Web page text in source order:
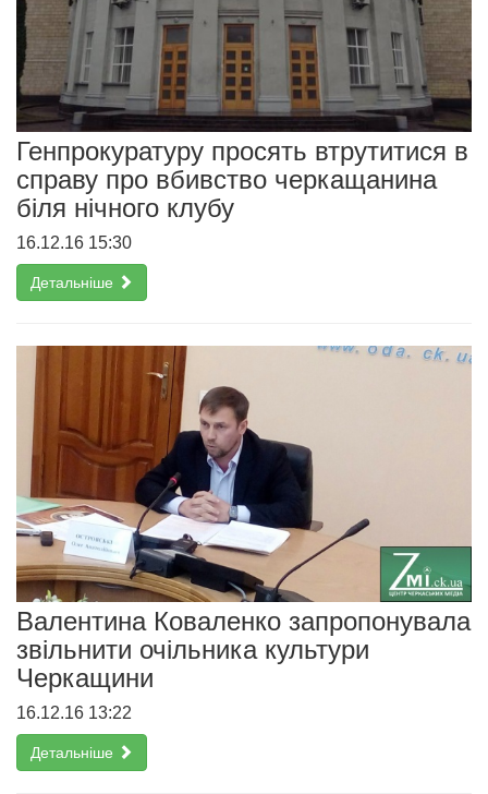
Генпрокуратуру просять втрутитися в
справу про вбивство черкащанина
біля нічного клубу
16.12.16 15:30
Детальніше
Валентина Коваленко запропонувала
звільнити очільника культури
Черкащини
16.12.16 13:22
Детальніше